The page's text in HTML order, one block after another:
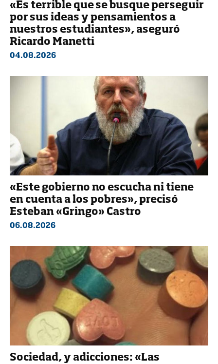
«Es terrible que se busque perseguir
por sus ideas y pensamientos a
nuestros estudiantes», aseguró
Ricardo Manetti
04.08.2026
«Este gobierno no escucha ni tiene
en cuenta a los pobres», precisó
Esteban «Gringo» Castro
06.08.2026
Sociedad, y adicciones: «Las